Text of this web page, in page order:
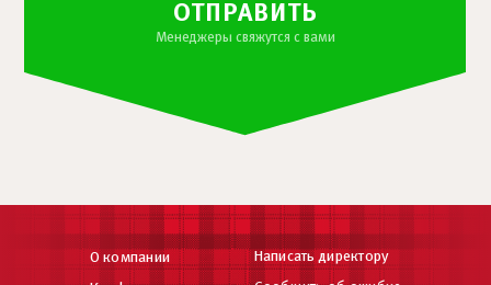
ОТПРАВИТЬ
Менеджеры свяжутся с вами
О компании Написать директору